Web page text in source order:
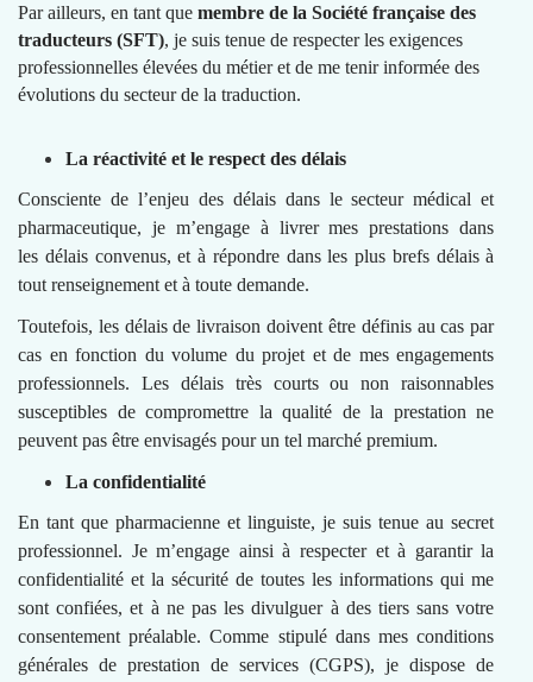
Par ailleurs, en tant que membre de la Société française des
traducteurs (SFT), je suis tenue de respecter les exigences
professionnelles élevées du métier et de me tenir informée des
évolutions du secteur de la traduction.
La réactivité et le respect des délais
Consciente de l’enjeu des délais dans le secteur médical et
pharmaceutique, je m’engage à livrer mes prestations dans
les délais convenus, et à répondre dans les plus brefs délais à
tout renseignement et à toute demande.
Toutefois, les délais de livraison doivent être définis au cas par
cas en fonction du volume du projet et de mes engagements
professionnels. Les délais très courts ou non raisonnables
susceptibles de compromettre la qualité de la prestation ne
peuvent pas être envisagés pour un tel marché premium.
La confidentialité
En tant que pharmacienne et linguiste, je suis tenue au secret
professionnel. Je m’engage ainsi à respecter et à garantir la
confidentialité et la sécurité de toutes les informations qui me
sont confiées, et à ne pas les divulguer à des tiers sans votre
consentement préalable. Comme stipulé dans mes conditions
générales de prestation de services (CGPS), je dispose de